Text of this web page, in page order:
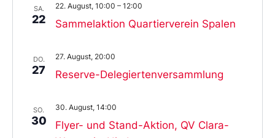
SA.
22 Sammelaktion Quartierverein Spalen
22. August, 10:00 – 12:00
DO.
27 Reserve-Delegiertenversammlung
27. August, 20:00
SO.
30
Flyer- und Stand-Aktion, QV Clara-
30. August, 14:00